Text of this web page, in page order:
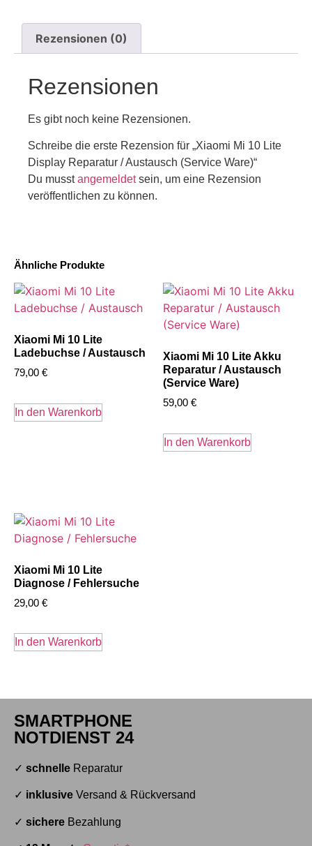
Ähnliche Produkte
Xiaomi Mi 10 Lite
Ladebuchse / Austausch
79,00 €
In den Warenkorb
Xiaomi Mi 10 Lite Akku
Reparatur / Austausch
(Service Ware)
59,00 €
In den Warenkorb
Xiaomi Mi 10 Lite
Diagnose / Fehlersuche
29,00 €
In den Warenkorb
Rezensionen (0)
Rezensionen
Es gibt noch keine Rezensionen.
Schreibe die erste Rezension für „Xiaomi Mi 10 Lite
Display Reparatur / Austausch (Service Ware)“
Du musstangemeldetsein, um eine Rezension
veröffentlichen zu können.
SMARTPHONE
NOTDIENST 24
✓ schnelle Reparatur
✓ inklusive Versand & Rückversand
✓ sichere Bezahlung